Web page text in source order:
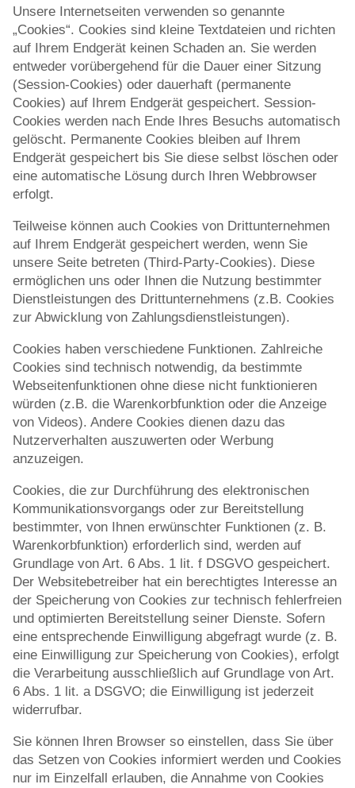
Unsere Internetseiten verwenden so genannte
„Cookies“. Cookies sind kleine Textdateien und richten
auf Ihrem Endgerät keinen Schaden an. Sie werden
entweder vorübergehend für die Dauer einer Sitzung
(Session-Cookies) oder dauerhaft (permanente
Cookies) auf Ihrem Endgerät gespeichert. Session-
Cookies werden nach Ende Ihres Besuchs automatisch
gelöscht. Permanente Cookies bleiben auf Ihrem
Endgerät gespeichert bis Sie diese selbst löschen oder
eine automatische Lösung durch Ihren Webbrowser
erfolgt.
Teilweise können auch Cookies von Drittunternehmen
auf Ihrem Endgerät gespeichert werden, wenn Sie
unsere Seite betreten (Third-Party-Cookies). Diese
ermöglichen uns oder Ihnen die Nutzung bestimmter
Dienstleistungen des Drittunternehmens (z.B. Cookies
zur Abwicklung von Zahlungsdienstleistungen).
Cookies haben verschiedene Funktionen. Zahlreiche
Cookies sind technisch notwendig, da bestimmte
Webseitenfunktionen ohne diese nicht funktionieren
würden (z.B. die Warenkorbfunktion oder die Anzeige
von Videos). Andere Cookies dienen dazu das
Nutzerverhalten auszuwerten oder Werbung
anzuzeigen.
Cookies, die zur Durchführung des elektronischen
Kommunikationsvorgangs oder zur Bereitstellung
bestimmter, von Ihnen erwünschter Funktionen (z. B.
Warenkorbfunktion) erforderlich sind, werden auf
Grundlage von Art. 6 Abs. 1 lit. f DSGVO gespeichert.
Der Websitebetreiber hat ein berechtigtes Interesse an
der Speicherung von Cookies zur technisch fehlerfreien
und optimierten Bereitstellung seiner Dienste. Sofern
eine entsprechende Einwilligung abgefragt wurde (z. B.
eine Einwilligung zur Speicherung von Cookies), erfolgt
die Verarbeitung ausschließlich auf Grundlage von Art.
6 Abs. 1 lit. a DSGVO; die Einwilligung ist jederzeit
widerrufbar.
Sie können Ihren Browser so einstellen, dass Sie über
das Setzen von Cookies informiert werden und Cookies
nur im Einzelfall erlauben, die Annahme von Cookies